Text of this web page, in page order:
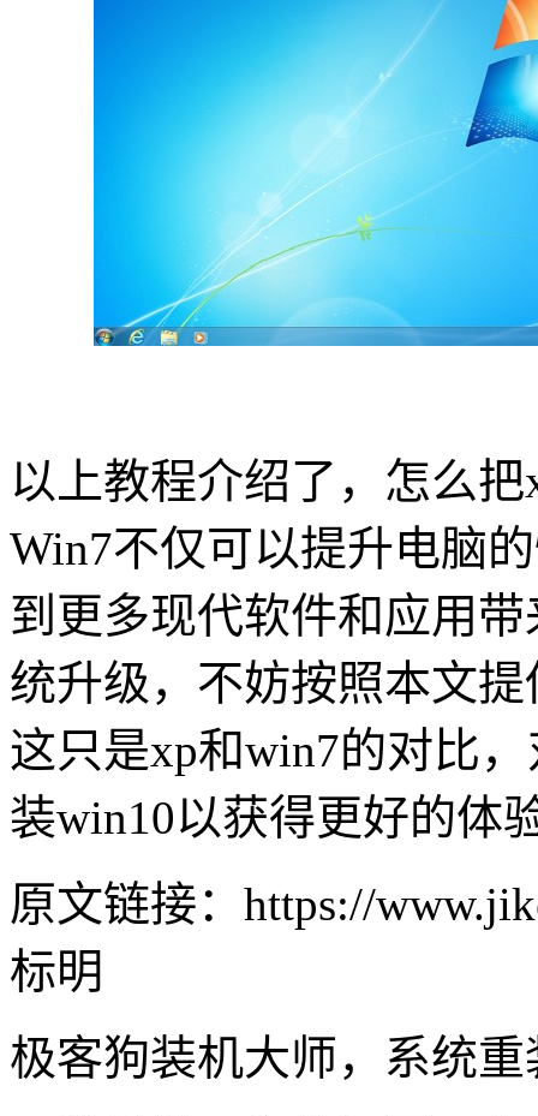
以上教程介绍了，怎么把
Win7不仅可以提升电脑
到更多现代软件和应用
统升级，不妨按照本文
这只是xp和win7的对比
装win10以获得更好的体
原文链接：https://
标明
极客狗装机大师，系统